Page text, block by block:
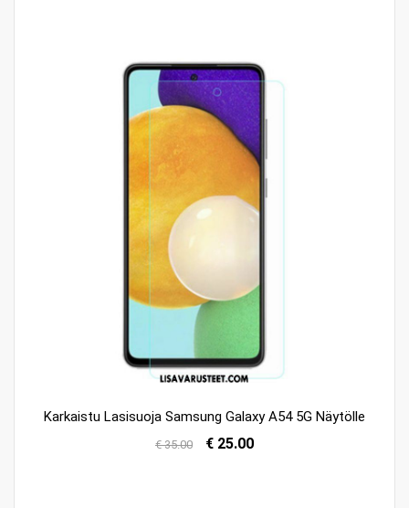
Karkaistu Lasisuoja Samsung Galaxy A54 5G Näytölle
€ 35.00 € 25.00